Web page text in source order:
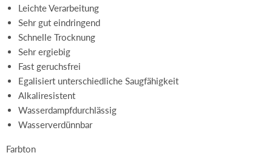
Leichte Verarbeitung
Sehr gut eindringend
Schnelle Trocknung
Sehr ergiebig
Fast geruchsfrei
Egalisiert unterschiedliche Saugfähigkeit
Alkaliresistent
Wasserdampfdurchlässig
Wasserverdünnbar
Farbton